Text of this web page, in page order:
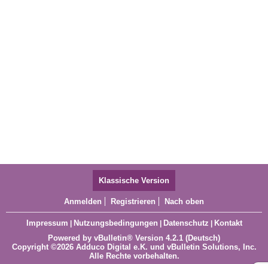
Klassische Version
Anmelden Registrieren Nach oben
Impressum Nutzungsbedingungen Datenschutz
Kontakt
Powered by vBulletin® Version 4.2.1 (Deutsch)
Copyright ©2026 Adduco Digital e.K. und vBulletin Solutions, Inc.
Alle Rechte vorbehalten.